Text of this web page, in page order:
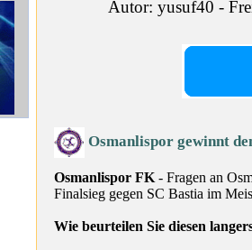
Autor: yusuf40 -
Osmanlispor gewinnt
Osmanlispor FK - Fragen an
Finalsieg gegen SC Bastia im
Wie beurteilen Sie diesen